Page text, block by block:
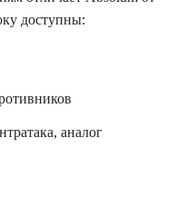
доступны:
аналог